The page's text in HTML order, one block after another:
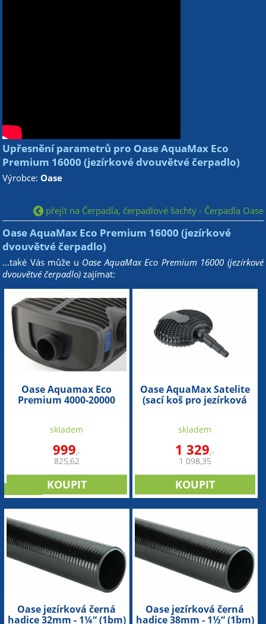
Upřesnění parametrů pro Oase AquaMax Eco
Premium 16000 (jezírkové dvouvětvé čerpadlo)
Výrobce:Oase
přejít na Čerpadla, čerpadlové šachty - Čerpadla Oase
Oase AquaMax Eco Premium 16000 (jezírkové
dvouvětvé čerpadlo)
...také Vás může u Oase AquaMax Eco Premium 16000 (jezírkové
dvouvětvé čerpadlo) zajímat:
Oase Aquamax Eco
Premium 4000-20000
skladem
999,-
825,62
Oase AquaMax Satelite
(sací koš pro jezírková
skladem
1 329,-
1 098,35
Oase jezírková černá
hadice 32mm - 1¼“ (1bm)
Oase jezírková černá
hadice 38mm - 1½“ (1bm)